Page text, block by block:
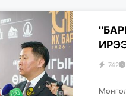
742